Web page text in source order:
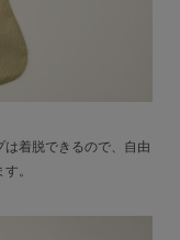
着脱できるので、自由
。